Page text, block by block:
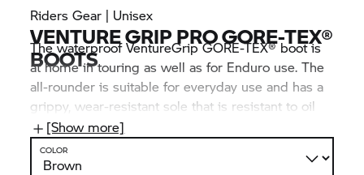
Riders Gear | Unisex
VENTURE GRIP PRO GORE-TEX®
BOOTS
The waterproof VentureGrip GORE-TEX® boot is
at home in touring as well as for Enduro use. The
all-rounder is suitable for everyday use and has a
grippy, wear-resistant sole that is resistant to oil
and fuel. A shin plate together with three
adjustable aluminium buckles stabilises the
precisely fitting design.
[Show more]
COLOR